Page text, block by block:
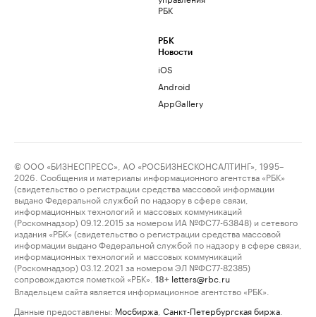
РБК
РБК
Новости
iOS
Android
AppGallery
© ООО «БИЗНЕСПРЕСС», АО «РОСБИЗНЕСКОНСАЛТИНГ», 1995–
2026. Сообщения и материалы информационного агентства «РБК»
(свидетельство о регистрации средства массовой информации
выдано Федеральной службой по надзору в сфере связи,
информационных технологий и массовых коммуникаций
(Роскомнадзор) 09.12.2015 за номером ИА №ФС77-63848) и сетевого
издания «РБК» (свидетельство о регистрации средства массовой
информации выдано Федеральной службой по надзору в сфере связи,
информационных технологий и массовых коммуникаций
(Роскомнадзор) 03.12.2021 за номером ЭЛ №ФС77-82385)
сопровождаются пометкой «РБК».
18+ letters@rbc.ru
Владельцем сайта является информационное агентство «РБК».
Данные предоставлены: Мосбиржа Санкт-Петербургская биржа